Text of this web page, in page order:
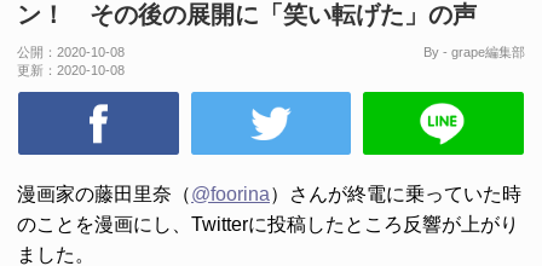
ン！ その後の展開に「笑い転げた」の声
公開： 2020-10-08
更新： 2020-10-08
By - grape編集部
漫画家の藤田里奈（@foorina）さんが終電に乗っていた時
のことを漫画にし、Twitterに投稿したところ反響が上がり
ました。